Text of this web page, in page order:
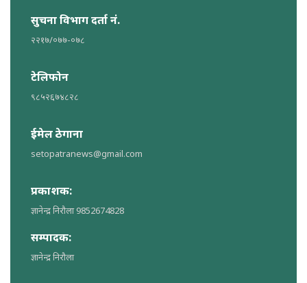
सुचना विभाग दर्ता नं.
२२१७/०७७-०७८
टेलिफोन
९८५२६७४८२८
ईमेल ठेगाना
setopatranews@gmail.com
प्रकाशक:
ज्ञानेन्द्र निरौला 9852674828
सम्पादक:
ज्ञानेन्द्र निरौला